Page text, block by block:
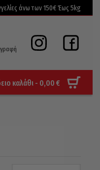
άνω των 150€ Έως 5kg
καλάθι - 0,00 €